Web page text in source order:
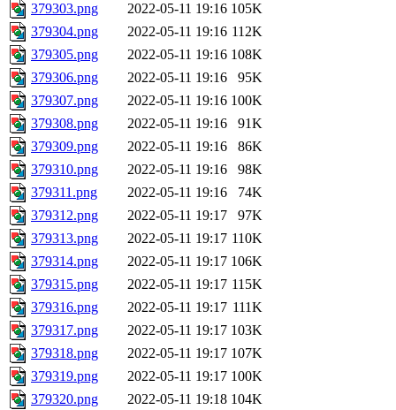
379303.png
2022-05-11 19:16 105K
379304.png
2022-05-11 19:16 112K
379305.png
2022-05-11 19:16 108K
379306.png
2022-05-11 19:16
95K
379307.png
2022-05-11 19:16 100K
379308.png
2022-05-11 19:16
91K
379309.png
2022-05-11 19:16
86K
379310.png
2022-05-11 19:16
98K
379311.png
2022-05-11 19:16
74K
379312.png
2022-05-11 19:17
97K
379313.png
2022-05-11 19:17 110K
379314.png
2022-05-11 19:17 106K
379315.png
2022-05-11 19:17 115K
379316.png
2022-05-11 19:17 111K
379317.png
2022-05-11 19:17 103K
379318.png
2022-05-11 19:17 107K
379319.png
2022-05-11 19:17 100K
379320.png
2022-05-11 19:18 104K